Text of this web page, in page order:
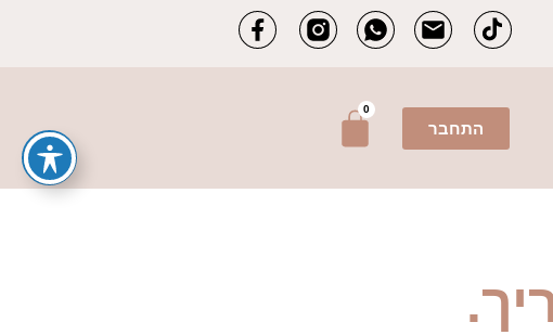
התחבר
0
עגלת